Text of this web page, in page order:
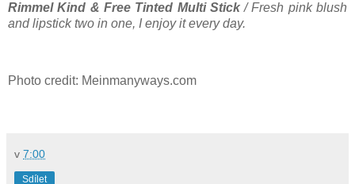
Rimmel Kind & Free Tinted Multi Stick/ Fresh pink blush
and lipstick two in one, I enjoy it every day.
Photo credit: Meinmanyways.com
v 7:00
Sdílet